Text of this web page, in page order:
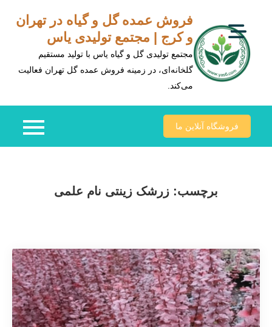
content
فروش عمده گل و گیاه در تهران
و کرج | مجتمع تولیدی یاس
مجتمع تولیدی گل و گیاه یاس با تولید مستقیم
گلخانه‌ای، در زمینه فروش عمده گل تهران فعالیت
می‌کند.
فروشگاه آنلاین ما
برچسب: زرشک زینتی نام علمی